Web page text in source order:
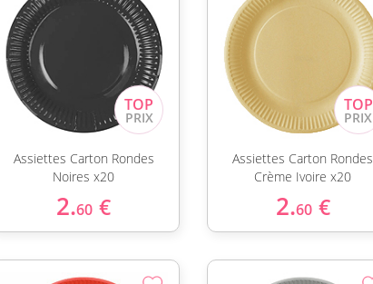
Assiettes Carton Rondes
Noires x20
2.60 €
Assiettes Carton Rondes
Crème Ivoire x20
2.60 €